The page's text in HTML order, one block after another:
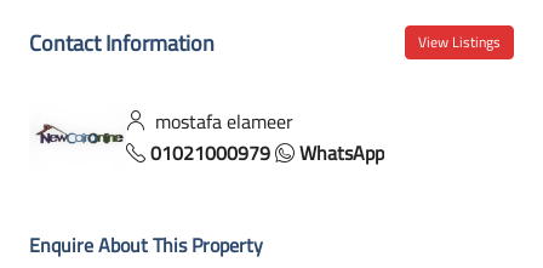
Contact Information View Listings
mostafa elameer
01021000979
WhatsApp
Enquire About This Property